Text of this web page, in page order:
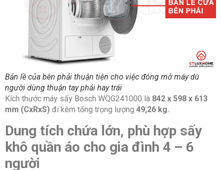
Đồ thể thao (Sportswear)
Áo sơ mi/ Áo cánh (Hemden/
Blusen)
Sấy nhanh 40 phút (Extra Kurz
Khăn tắm (Handtücher)
Đồ len (Wolle finish)
Đồ khác (Auflockern)
Chương trình thời gian nóng
Bản lề của bên phải thuận tiện cho việc đóng mở máy dù
người dùng thuận tay phải hay trái
Kích thước máy sấy Bosch WQG241000 là 842 x 598 x 613
mm (CxRxS) đi kèm tổng trọng lượng 49,26 kg.
Dung tích chứa lớn, phù hợp sấy
khô quần áo cho gia đình 4 – 6
người